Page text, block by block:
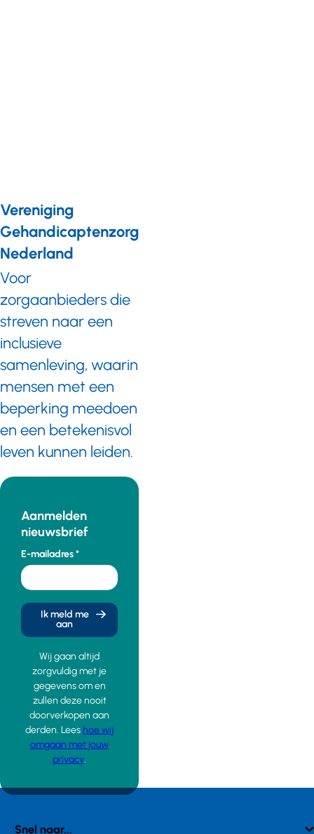
Vereniging
Gehandicaptenzorg
Nederland
Voor
zorgaanbieders die
streven naar een
inclusieve
samenleving, waarin
mensen met een
beperking meedoen
en een betekenisvol
leven kunnen leiden.
Aanmelden
nieuwsbrief
E-mailadres
Ik meld me
aan
Wij gaan altijd
zorgvuldig met je
gegevens om en
zullen deze nooit
doorverkopen aan
derden. Lees hoe wij
omgaan met jouw
privacy.
Snel naar...